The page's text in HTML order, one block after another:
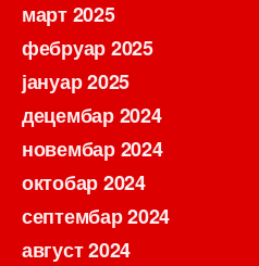
март 2025
фебруар 2025
јануар 2025
децембар 2024
новембар 2024
октобар 2024
септембар 2024
август 2024